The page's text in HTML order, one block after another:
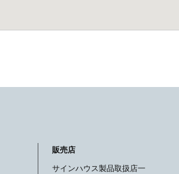
販売店
サインハウス製品取扱店一